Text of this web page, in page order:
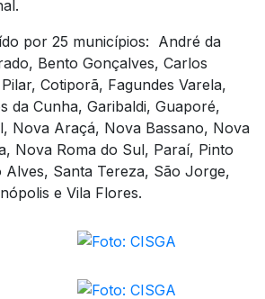
por 25 municípios: André da
Bento Gonçalves, Carlos
Cotiporã, Fagundes Varela,
da Cunha, Garibaldi, Guaporé,
Nova Araçá, Nova Bassano, Nova
Nova Roma do Sul, Paraí, Pinto
Alves, Santa Tereza, São Jorge,
e Vila Flores.